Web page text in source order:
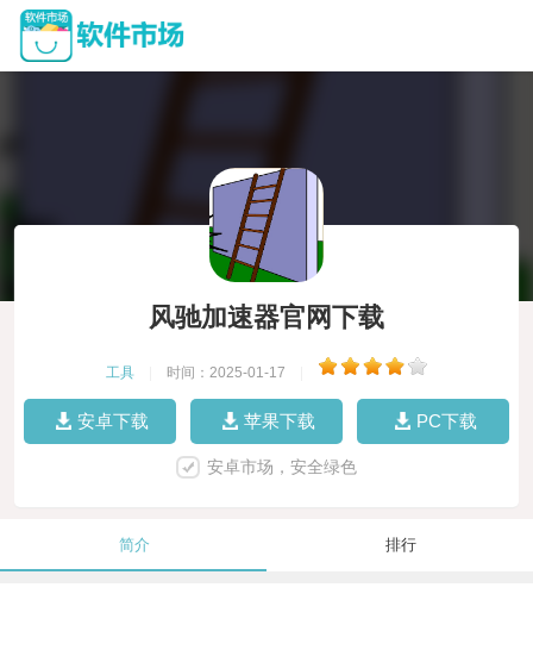
风驰加速器官网下载
工具 时间：2025-01-17
安卓下载 苹果下载 PC下载
安卓市场，安全绿色
简介 排行